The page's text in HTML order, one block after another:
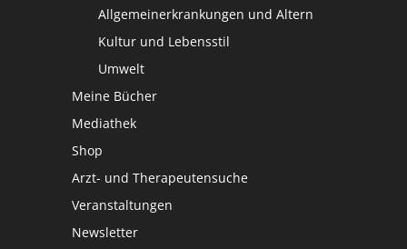
Allgemeinerkrankungen und Altern
Kultur und Lebensstil
Umwelt
Meine Bücher
Mediathek
Shop
Arzt- und Therapeutensuche
Veranstaltungen
Newsletter